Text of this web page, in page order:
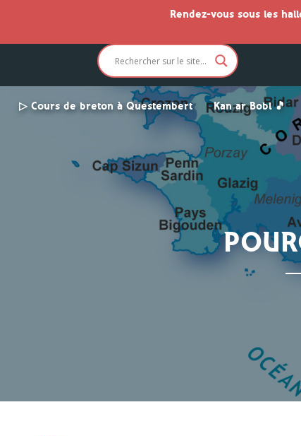
▷ Cours de breton à Questembert Kan ar Bobl 🎵
Rendez-vous sous les